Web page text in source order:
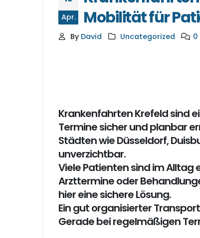
Apr.
Mobilität für
By David Uncategorized 0
Krankenfahrten Krefeld sind
Termine sicher und planbar
Städten wie Düsseldorf,
unverzichtbar.
Viele Patienten sind im Alltag
Arzttermine oder
hier eine sichere Lösung.
Ein gut organisierter
Gerade bei regelmäßigen